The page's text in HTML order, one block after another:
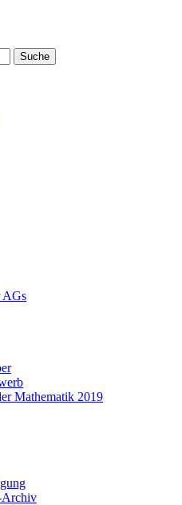
AGs
Mathematik 2019
Archiv